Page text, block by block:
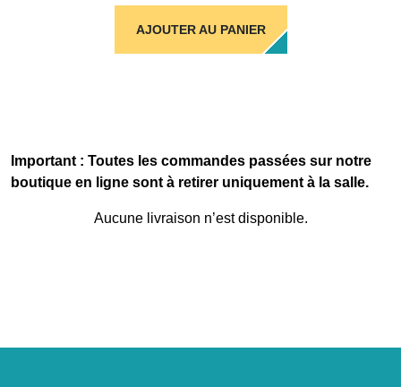
AJOUTER AU PANIER
Important : Toutes les commandes passées sur notre
boutique en ligne sont à retirer uniquement à la salle.
Aucune livraison n’est disponible.